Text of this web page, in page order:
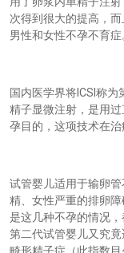
次得到很大的提高，
男性和女性不孕不育症
国内医学界将 ICSI 称为
精子显微注射，是用
孕目的，这项技术在治
试管婴儿适用于输卵
精、女性严重的排卵
是这几种不孕的情况
第二代试管婴儿又究